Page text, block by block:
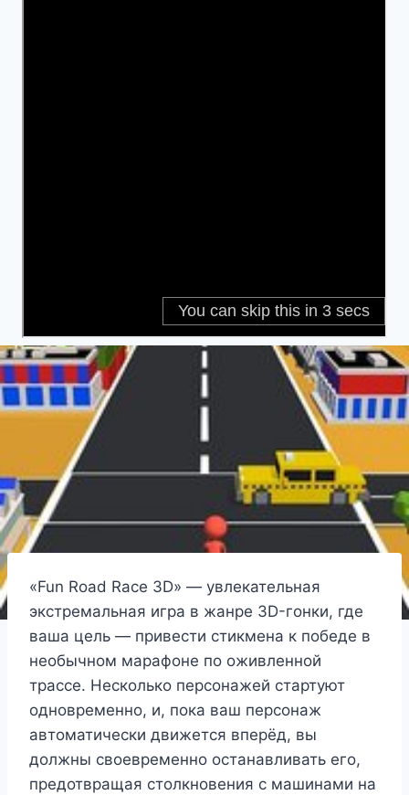
«Fun Road Race 3D» — увлекательная
экстремальная игра в жанре 3D-гонки, где
ваша цель — привести стикмена к победе в
необычном марафоне по оживленной
трассе. Несколько персонажей стартуют
одновременно, и, пока ваш персонаж
автоматически движется вперёд, вы
должны своевременно останавливать его,
предотвращая столкновения с машинами на